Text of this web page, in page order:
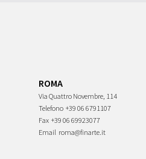
ROMA
Via Quattro Novembre, 114
Telefono +39 06 6791107
Fax +39 06 69923077
Email roma@finarte.it